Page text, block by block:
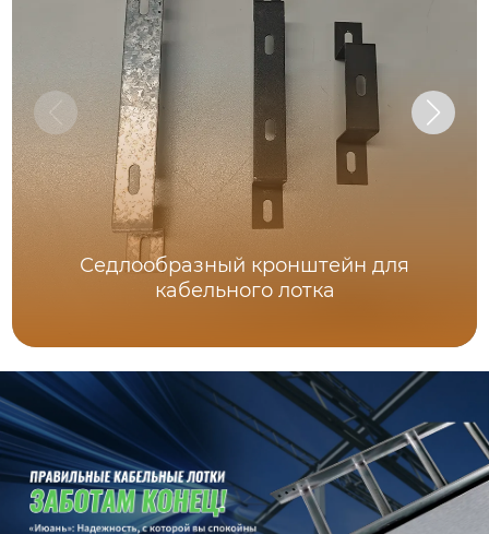
Седлообразный кронштейн для
кабельного лотка